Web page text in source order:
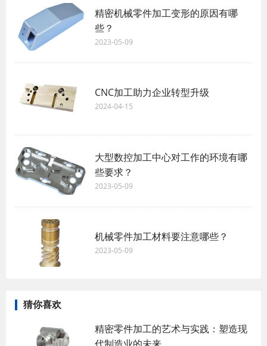
精密机械零件加工变形的原因有哪
些？
2023-05-09
CNC加工助力企业转型升级
2024-04-15
大型数控加工中心对工作的环境有哪
些要求？
2023-05-09
机械零件加工材料要注意哪些？
2023-05-09
猜你喜欢
精密零件加工的艺术与实践：塑造现